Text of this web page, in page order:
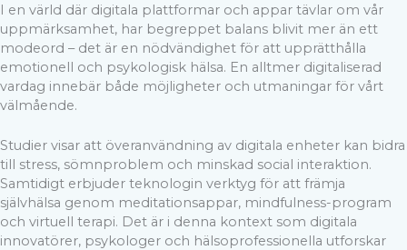
I en värld där digitala plattformar och appar tävlar om vår
uppmärksamhet, har begreppet balans blivit mer än ett
modeord – det är en nödvändighet för att upprätthålla
emotionell och psykologisk hälsa. En alltmer digitaliserad
vardag innebär både möjligheter och utmaningar för vårt
välmående.
Studier visar att överanvändning av digitala enheter kan bidra
till stress, sömnproblem och minskad social interaktion.
Samtidigt erbjuder teknologin verktyg för att främja
självhälsa genom meditationsappar, mindfulness-program
och virtuell terapi. Det är i denna kontext som digitala
innovatörer, psykologer och hälsoprofessionella utforskar